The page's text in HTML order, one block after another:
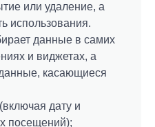
или удаление, а
использования.
данные в самих
и виджетах, а
касающиеся
дату и
посещений);
Ижевск
Красноярск
Сочи
Казань
Краснодар